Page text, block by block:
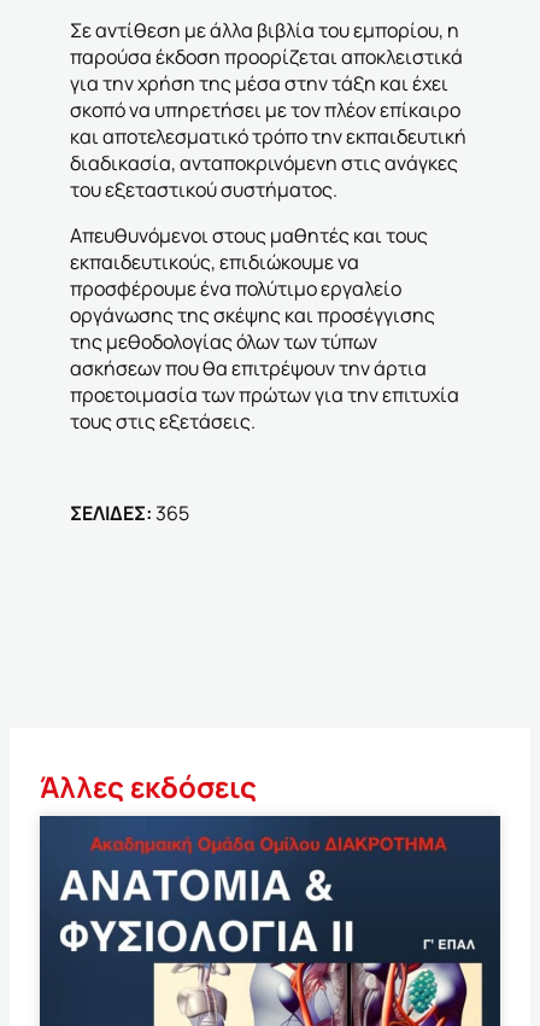
Σε αντίθεση με άλλα βιβλία του εμπορίου, η
παρούσα έκδοση προορίζεται αποκλειστικά
για την χρήση της μέσα στην τάξη και έχει
σκοπό να υπηρετήσει με τον πλέον επίκαιρο
και αποτελεσματικό τρόπο την εκπαιδευτική
διαδικασία, ανταποκρινόμενη στις ανάγκες
του εξεταστικού συστήματος.
Απευθυνόμενοι στους μαθητές και τους
εκπαιδευτικούς, επιδιώκουμε να
προσφέρουμε ένα πολύτιμο εργαλείο
οργάνωσης της σκέψης και προσέγγισης
της μεθοδολογίας όλων των τύπων
ασκήσεων που θα επιτρέψουν την άρτια
προετοιμασία των πρώτων για την επιτυχία
τους στις εξετάσεις.
ΣΕΛΙΔΕΣ:365
Άλλες εκδόσεις